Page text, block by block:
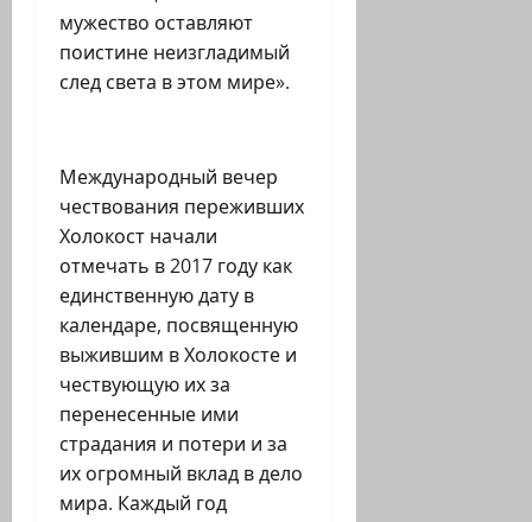
мужество оставляют
поистине неизгладимый
след света в этом мире».
Международный вечер
чествования переживших
Холокост начали
отмечать в 2017 году как
единственную дату в
календаре, посвященную
выжившим в Холокосте и
чествующую их за
перенесенные ими
страдания и потери и за
их огромный вклад в дело
мира. Каждый год